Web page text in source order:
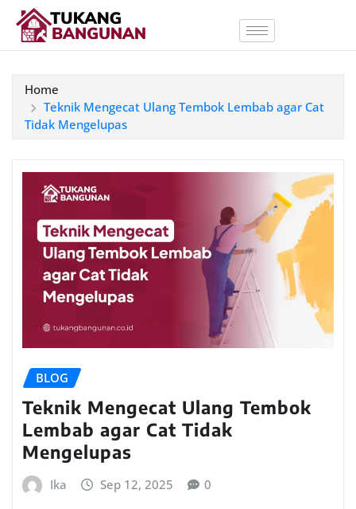
Home
Teknik Mengecat Ulang Tembok Lembab agar Cat
Tidak Mengelupas
BLOG
Teknik Mengecat Ulang Tembok
Lembab agar Cat Tidak
Mengelupas
Ika Sep 12, 2025 0